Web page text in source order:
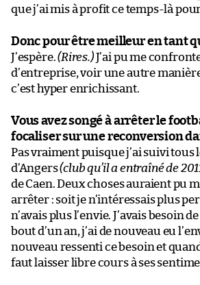
que j’ai mis à profit ce temps-là
Donc pour être meilleur en tant
J’espère.(Rires.)J’ai pu me
d’entreprise, voir une autre
c’est hyper enrichissant.
Vous avez songé à arrêter le
focaliser sur une reconversion
Pas vraiment puisque j’ai suivi tous
d’Angers(club qu’il a entraîné de
de Caen. Deux choses auraient pu
arrêter : soit je n’intéressais plus
n’avais plus l’envie. J’avais besoin
bout d’un an, j’ai de nouveau eu
nouveau ressenti ce besoin et
faut laisser libre cours à ses